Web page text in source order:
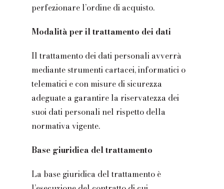
perfezionare l’ordine di acquisto.
Modalità per il trattamento dei dati
Il trattamento dei dati personali avverrà
mediante strumenti cartacei, informatici o
telematici e con misure di sicurezza
adeguate a garantire la riservatezza dei
suoi dati personali nel rispetto della
normativa vigente.
Base giuridica del trattamento
La base giuridica del trattamento è